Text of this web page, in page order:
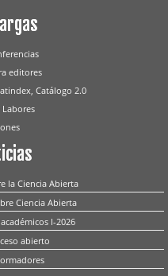
editores
Catálogo 2.0
la Ciencia Abierta
Ciencia Abierta
I-2026
abierto